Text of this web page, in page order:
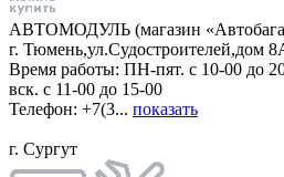
АВТОМОДУЛЬ (магазин
г. Тюмень,ул.Судостроителей,дом
Время работы: ПН-пят. с 10-00 до
вск. с 11-00 до 15-00
Телефон: +7(3... показать
г. Сургут